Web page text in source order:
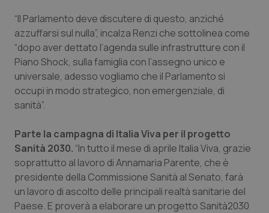
Provincia Autonoma di Bolzano
Provincia Autonoma di Trento
Puglia
Sardegna
Sicilia
Toscana
Infezioni & Febbre
Ipertensione & Scompenso
Malattie rare
Malattia di Crohn & Rettocolite Ulcerosa
Neuroscienze & patologie neurodegenerative
Obesità
“Il Parlamento deve discutere di questo, anziché
azzuffarsi sul nulla”, incalza Renzi che sottolinea come
“dopo aver dettato l’agenda sulle infrastrutture con il
Piano Shock, sulla famiglia con l’assegno unico e
universale, adesso vogliamo che il Parlamento si
occupi in modo strategico, non emergenziale, di
sanità”.
Parte la campagna di Italia Viva per il progetto
Sanità 2030. “In tutto il mese di aprile Italia Viva, grazie
soprattutto al lavoro di Annamaria Parente, che è
presidente della Commissione Sanità al Senato, farà
un lavoro di ascolto delle principali realtà sanitarie del
Paese. E proverà a elaborare un progetto Sanità2030